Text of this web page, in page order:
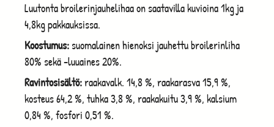
Luutonta broilerinjauhelihaa on saatavilla kuvioina 1kg ja
4,8kg pakkauksissa.
Koostumus: suomalainen hienoksi jauhettu broilerinliha
80% sekä -luuaines 20%.
Ravintosisältö: raakavalk. 14,8 %, raakarasva 15,9 %,
kosteus 64,2 %, tuhka 3,8 %, raakakuitu 3,9 %, kalsium
0,84 %, fosfori 0,51 %.